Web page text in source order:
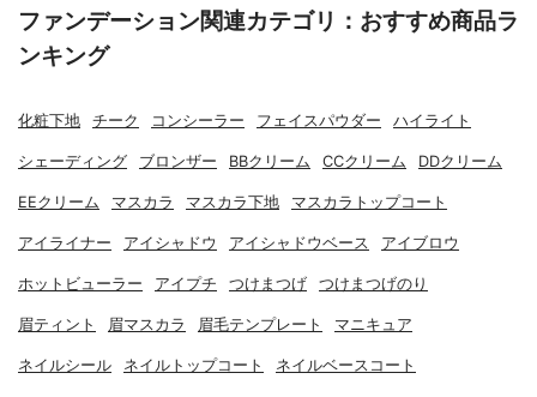
ファンデーション関連カテゴリ：おすすめ商品ラ
ンキング
化粧下地 チーク コンシーラー フェイスパウダー ハイライト
シェーディング ブロンザー BBクリーム CCクリーム DDクリーム
EEクリーム マスカラ マスカラ下地 マスカラトップコート
アイライナー アイシャドウ アイシャドウベース アイブロウ
ホットビューラー アイプチ つけまつげ つけまつげのり
眉ティント 眉マスカラ 眉毛テンプレート マニキュア
ネイルシール ネイルトップコート ネイルベースコート